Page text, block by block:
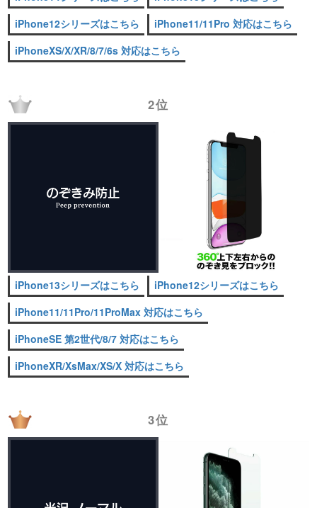
iPhone12シリーズはこちら
iPhone11/11Pro 対応はこちら
iPhoneXS/X/XR/8/7/6s 対応はこちら
2位
iPhone13シリーズはこちら
iPhone12シリーズはこちら
iPhone11/11Pro/11ProMax 対応はこちら
iPhoneSE 第2世代/8/7 対応はこちら
iPhoneXR/XsMax/XS/X 対応はこちら
3位